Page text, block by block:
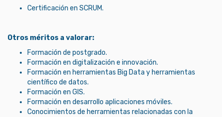
Certificación en SCRUM.
Otros méritos a valorar:
Formación de postgrado.
Formación en digitalización e innovación.
Formación en herramientas Big Data y herramientas
científico de datos.
Formación en GIS.
Formación en desarrollo aplicaciones móviles.
Conocimientos de herramientas relacionadas con la